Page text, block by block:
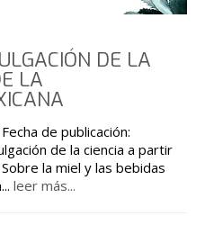
DE LA
LA
de la ciencia a partir
... leer más...